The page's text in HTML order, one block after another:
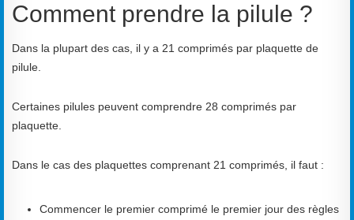
Comment prendre la pilule ?
Dans la plupart des cas, il y a 21 comprimés par plaquette de
pilule.
Certaines pilules peuvent comprendre 28 comprimés par
plaquette.
Dans le cas des plaquettes comprenant 21 comprimés, il faut :
Commencer le premier comprimé le premier jour des règles